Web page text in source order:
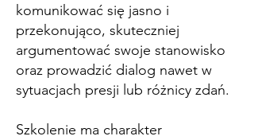
komunikować się jasno i
przekonująco, skuteczniej
argumentować swoje stanowisko
oraz prowadzić dialog nawet w
sytuacjach presji lub różnicy zdań.
Szkolenie ma charakter